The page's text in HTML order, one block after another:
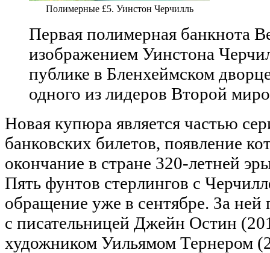
Полимерные £5. Уинстон Черчилль
Первая полимерная банкнота
изображением Уинстона
публике в Бленхеймском
одного из лидеров Второй
Новая купюра является частью
банковских билетов, появление
окончание в стране 320-летней
Пять фунтов стерлингов с
обращение уже в сентябре. За
с писательницей Джейн Остин
художником Уильямом Тернером